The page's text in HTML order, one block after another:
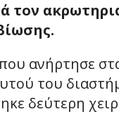
τον
ανήρτησε
του
δεύτερη